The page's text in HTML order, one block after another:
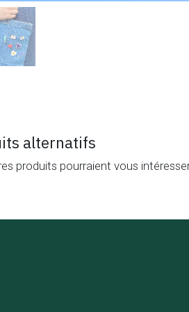
alternatifs
produits pourraient vous